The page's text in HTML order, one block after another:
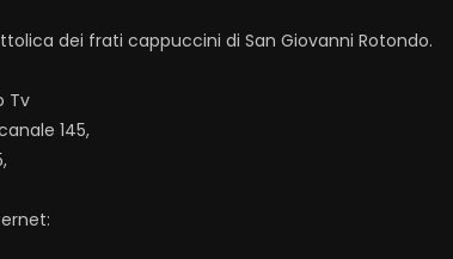
dei frati cappuccini di San Giovanni Rotondo.
Tv
145,